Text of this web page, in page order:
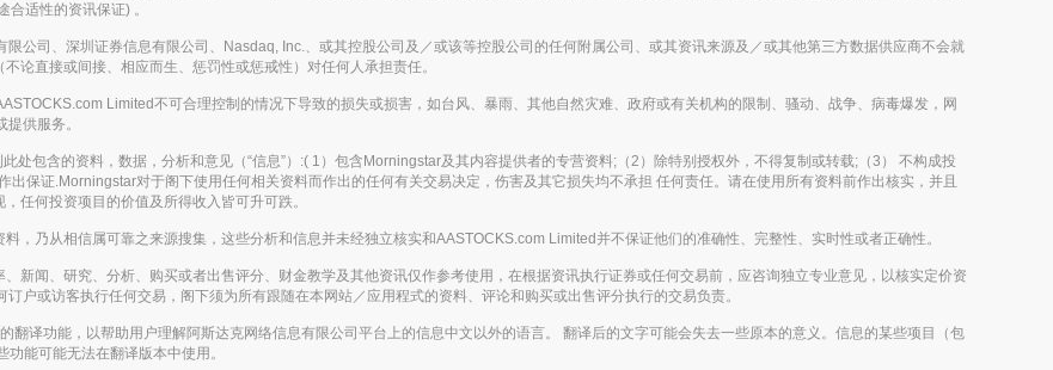
适性的资讯保证) 。
公司、深圳证券信息有限公司、Nasdaq, Inc.、或其控股公司及／或该等控股公司的任何附属公司、或其资讯来源及／或其他第三方数据供应商不会就
论直接或间接、相应而生、惩罚性或惩戒性）对任何人承担责任。
Limited不可合理控制的情况下导致的损失或损害，如台风、暴雨、其他自然灾难、政府或有关机构的限制、骚动、战争、病毒爆发，网
供服务。
处包含的资料，数据，分析和意见（“信息”）:( 1）包含Morningstar及其内容提供者的专营资料;（2）除特别授权外，不得复制或转载;（3） 不构成投
保证.Morningstar对于阁下使用任何相关资料而作出的任何有关交易决定，伤害及其它损失均不承担 任何责任。请在使用所有资料前作出核实，并且
任何投资项目的价值及所得收入皆可升可跌。
，乃从相信属可靠之来源搜集，这些分析和信息并未经独立核实和AASTOCKS.com Limited并不保证他们的准确性、完整性、实时性或者正确性。
新闻、研究、分析、购买或者出售评分、财金教学及其他资讯仅作参考使用，在根据资讯执行证券或任何交易前，应咨询独立专业意见，以核实定价资
户或访客执行任何交易，阁下须为所有跟随在本网站／应用程式的资料、评论和购买或出售评分执行的交易负责。
翻译功能，以帮助用户理解阿斯达克网络信息有限公司平台上的信息中文以外的语言。 翻译后的文字可能会失去一些原本的意义。信息的某些项目（包
能可能无法在翻译版本中使用。